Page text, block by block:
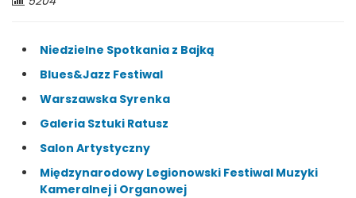
Niedzielne Spotkania z Bajką
Blues&Jazz Festiwal
Warszawska Syrenka
Galeria Sztuki Ratusz
Salon Artystyczny
Międzynarodowy Legionowski Festiwal Muzyki
Kameralnej i Organowej